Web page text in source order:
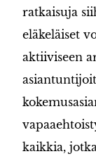
ratkaisuja
eläkeläiset
aktiiviseen
kaikkia,